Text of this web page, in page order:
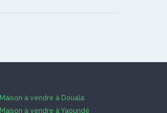
Maison à vendre à Douala
Maison à vendre à Yaoundé